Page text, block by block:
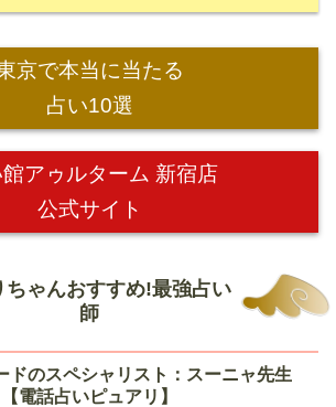
京で本当に当たる
占い10選
アゥルターム 新宿店
公式サイト
ちゃんおすすめ!最強占い
師
ドのスペシャリスト：スーニャ先生
【電話占いピュアリ】